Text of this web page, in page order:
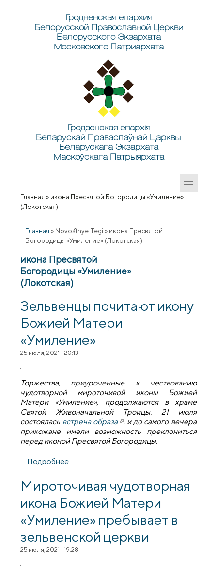
Гродненская епархия
Белорусской Православной Церкви
Белорусского Экзархата
Московского Патриархата
Гродзенская епархія
Беларускай Праваслаўнай Царквы
Беларускага Экзархата
Маскоўскага Патрыярхата
Вы здесь
Главная » икона Пресвятой Богородицы «Умиление»
(Локотская)
Главная » Novostnye Tegi » икона Пресвятой
Богородицы «Умиление» (Локотская)
икона Пресвятой
Богородицы «Умиление»
(Локотская)
Зельвенцы почитают икону
Божией Матери
«Умиление»
25 июля, 2021 - 20:13
Торжества, приуроченные к чествованию
чудотворной мироточивой иконы Божией
Матери «Умиление», продолжаются в храме
Святой Живоначальной Троицы. 21 июля
состоялась встреча образа(внешняя ссылка)
, и до самого вечера
прихожане имели возможность преклониться
перед иконой Пресвятой Богородицы.
Подробнее
Матери «Умиление»
Мироточивая чудотворная
икона Божией Матери
«Умиление» пребывает в
зельвенской церкви
25 июля, 2021 - 19:28